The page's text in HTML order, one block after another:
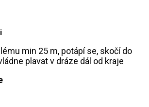
min 25 m, potápí se, skočí do
plavat v dráze dál od kraje